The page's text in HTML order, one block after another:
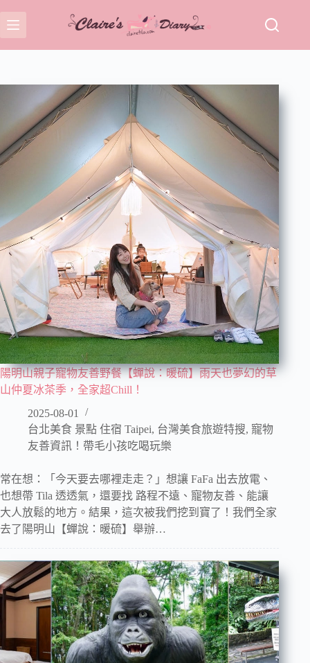
至
主
陽明山親子寵物友善野餐【蟬說：暖硫】雨天也夢幻的草
山仲夏冰茶季，全家超Chill！
2025-08-01
台北美食 景點 住宿 Taipei, 台灣美食旅遊特搜, 寵物
友善資訊！帶毛小孩吃喝玩樂
常在想：「今天要去哪裡走走？」想讓 FaFa 出去放電、
也想帶 Tila 透透氣，還要找 路程不遠、寵物友善、能讓
大人放鬆的地方。結果，這次被我們挖到寶了！我們全家
去了陽明山【蟬說：暖硫】舉辦…